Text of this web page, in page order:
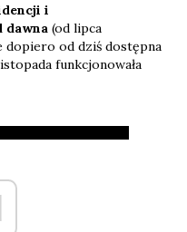
i
dawna (od lipca
dopiero od dziś dostępna
funkcjonowała